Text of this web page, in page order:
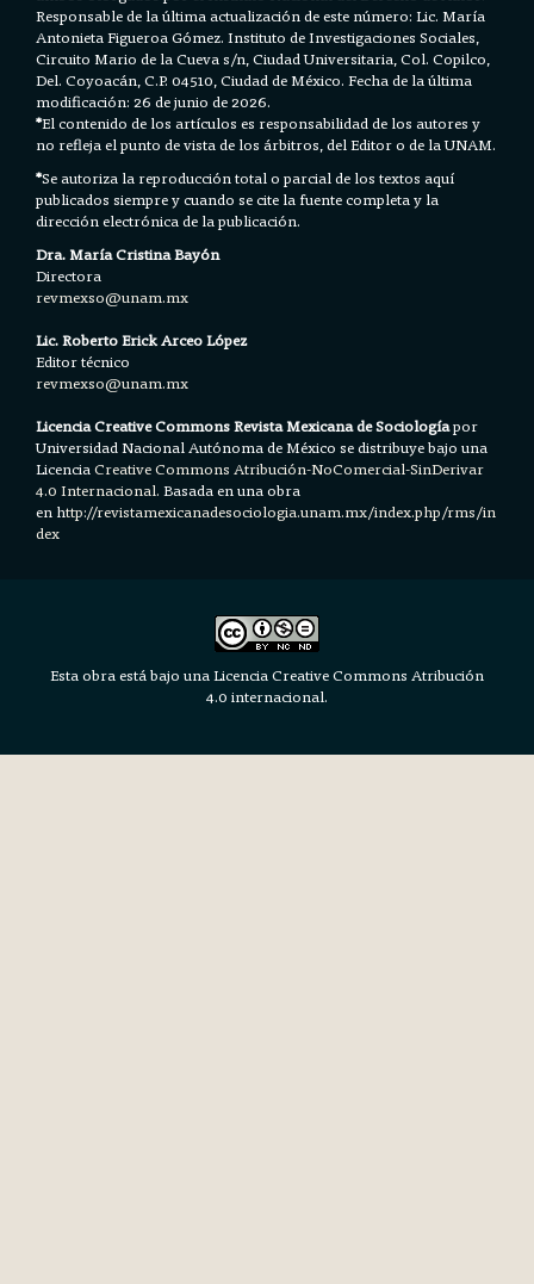
Responsable de la última actualización de este número: Lic. María
Antonieta Figueroa Gómez. Instituto de Investigaciones Sociales,
Circuito Mario de la Cueva s/n, Ciudad Universitaria, Col. Copilco,
Del. Coyoacán, C.P. 04510, Ciudad de México. Fecha de la última
modificación: 26 de junio de 2026.
*El contenido de los artículos es responsabilidad de los autores y
no refleja el punto de vista de los árbitros, del Editor o de la UNAM.
*Se autoriza la reproducción total o parcial de los textos aquí
publicados siempre y cuando se cite la fuente completa y la
dirección electrónica de la publicación.
Dra. María Cristina Bayón
Directora
revmexso@unam.mx
Lic. Roberto Erick Arceo López
Editor técnico
revmexso@unam.mx
Licencia Creative Commons Revista Mexicana de Sociologíapor
Universidad Nacional Autónoma de México se distribuye bajo una
LicenciaCreative Commons Atribución-NoComercial-SinDerivar
4.0 Internacional.Basada en una obra
en http://revistamexicanadesociologia.unam.mx/index.php/rms/in
dex
Esta obra está bajo una Licencia Creative Commons Atribución
4.0 internacional.